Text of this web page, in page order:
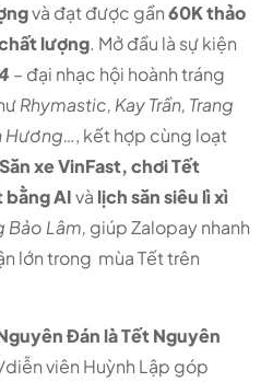
và đạt được gần60K thảo
lượng. Mở đầu là sự kiện
– đại nhạc hội hoành tráng
Rhymastic, Kay Trần, Trang
Hương…, kết hợp cùng loạt
xe VinFast, chơi Tết
bằng AIvà lịch săn siêu lì xì
Bảo Lâm, giúp Zalopay nhanh
lớn trong mùa Tết trên
Đán là Tết Nguyên
viên Huỳnh Lập góp